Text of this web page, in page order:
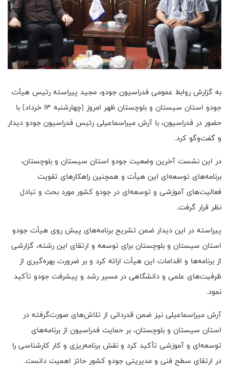
به گزارش روابط عمومی فدراسیون جودو، مجید پیراسته رئیس هیأت
جودو استان سیستان و بلوچستان ظهر امروز (چهارشنبه ۱۳ خرداد) با
حضور در فدراسیون، با آرش میراسماعیلی رئیس فدراسیون جودو دیدار
و گفت‌وگو کرد.
در این نشست آخرین وضعیت جودو استان سیستان و بلوچستان،
برنامه‌های توسعه‌ای این هیأت و همچنین راهکارهای تقویت
فعالیت‌های آموزشی و توسعه‌ای در جودو کشور مورد بحث و تبادل
نظر قرار گرفت.
پیراسته در این دیدار ضمن تشریح برنامه‌های پیش روی هیأت جودو
استان سیستان و بلوچستان برای توسعه و ارتقای این رشته، گزارشی
از برنامه‌ها و اقدامات این هیأت ارائه کرد و بر ضرورت بهره‌گیری از
ظرفیت‌های علمی و دانشگاهی در مسیر رشد و پیشرفت جودو تأکید
نمود.
آرش میراسماعیلی نیز ضمن قدردانی از تلاش‌های صورت‌گرفته در
استان سیستان و بلوچستان، بر حمایت فدراسیون از برنامه‌های
توسعه‌ای و آموزشی تأکید کرد و نقش برنامه‌ریزی و کار کارشناسی را
در ارتقای سطح فنی و مدیریتی جودو کشور حائز اهمیت دانست.